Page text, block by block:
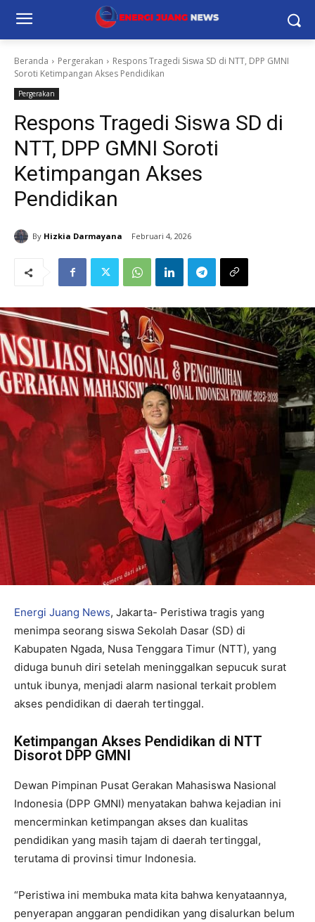
Beranda Pergerakan
Respons Tragedi Siswa SD di NTT, DPP GMNI
Soroti Ketimpangan Akses Pendidikan
Pergerakan
Respons Tragedi Siswa SD di
NTT, DPP GMNI Soroti
Ketimpangan Akses
Pendidikan
By Hizkia Darmayana Februari 4, 2026
Energi Juang News, Jakarta- Peristiwa tragis yang
menimpa seorang siswa Sekolah Dasar (SD) di
Kabupaten Ngada, Nusa Tenggara Timur (NTT), yang
diduga bunuh diri setelah meninggalkan sepucuk surat
untuk ibunya, menjadi alarm nasional terkait problem
akses pendidikan di daerah tertinggal.
Ketimpangan Akses Pendidikan di NTT
Disorot DPP GMNI
Dewan Pimpinan Pusat Gerakan Mahasiswa Nasional
Indonesia (DPP GMNI) menyatakan bahwa kejadian ini
mencerminkan ketimpangan akses dan kualitas
pendidikan yang masih tajam di daerah tertinggal,
terutama di provinsi timur Indonesia.
“Peristiwa ini membuka mata kita bahwa kenyataannya,
penyerapan anggaran pendidikan yang disalurkan belum